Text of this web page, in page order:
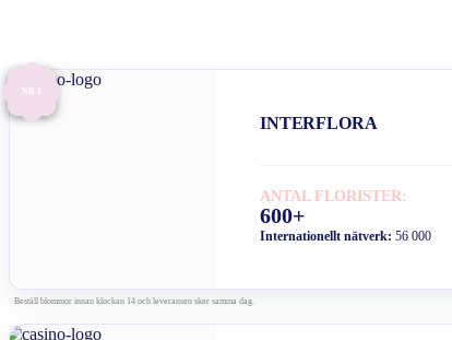
NR 1
INTERFLORA
ANTAL FLORISTER:
600+
Internationellt nätverk:56 000
Beställ blommor innan klockan 14 och leveransen sker samma dag.